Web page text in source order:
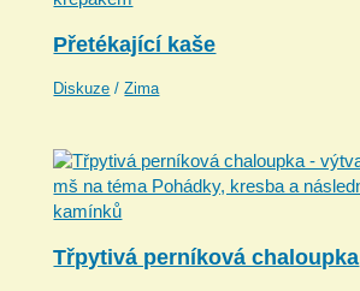
Přetékající kaše
Diskuze /Zima
Třpytivá perníková chaloupka